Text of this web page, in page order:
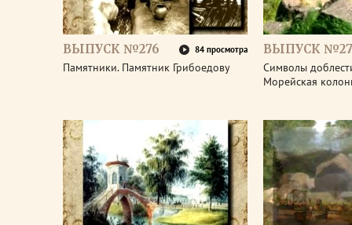
ВЫПУСК №276 84 просмотра
Памятники. Памятник Грибоедову
ВЫПУСК
Символы
Морейская